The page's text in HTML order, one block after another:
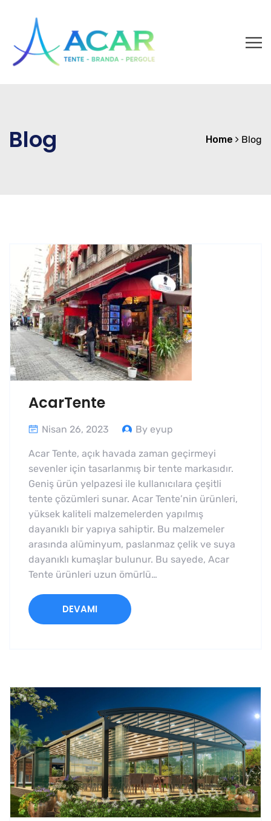
Blog Home Blog
AcarTente
Nisan 26, 2023 By eyup
Acar Tente, açık havada zaman geçirmeyi
sevenler için tasarlanmış bir tente markasıdır.
Geniş ürün yelpazesi ile kullanıcılara çeşitli
tente çözümleri sunar. Acar Tente’nin ürünleri,
yüksek kaliteli malzemelerden yapılmış
dayanıklı bir yapıya sahiptir. Bu malzemeler
arasında alüminyum, paslanmaz çelik ve suya
dayanıklı kumaşlar bulunur. Bu sayede, Acar
Tente ürünleri uzun ömürlü…
DEVAMI